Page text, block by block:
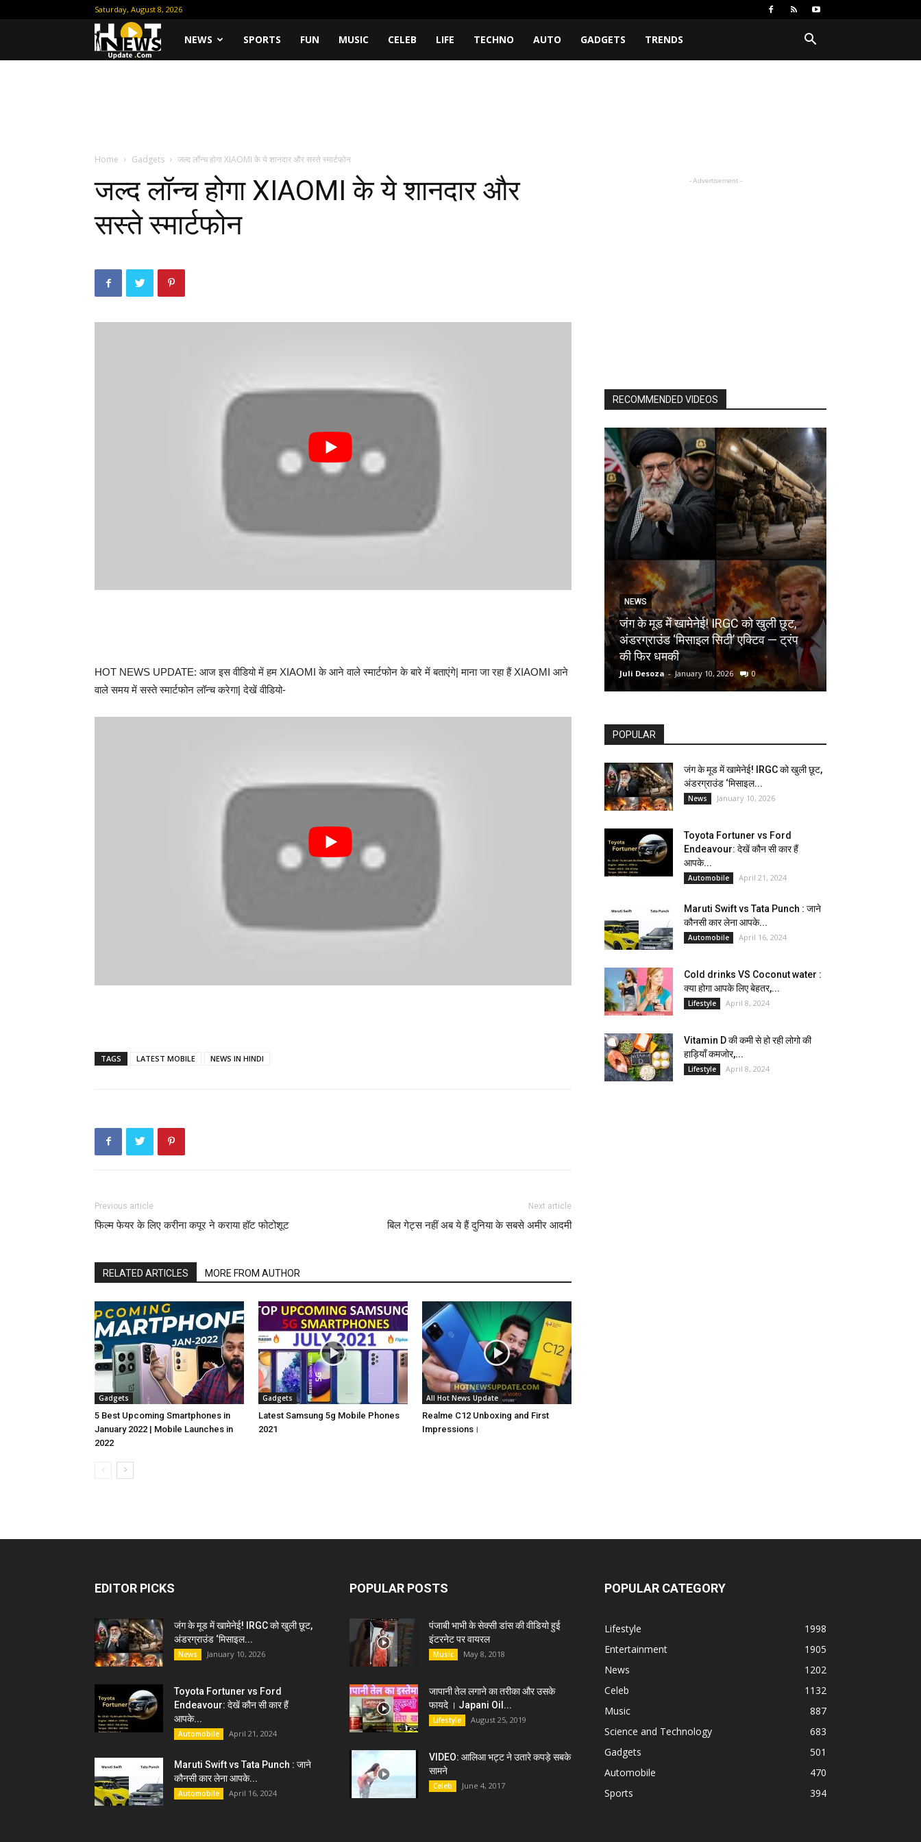
Saturday, August 8, 2026
HotNEWS SPORTS FUN MUSIC CELEB LIFE TECHNO AUTO GADGETS TRENDS
Home Gadgets जल्द लॉन्च होगा XIAOMI के ये शानदार और सस्ते स्मार्टफोन
जल्द लॉन्च होगा XIAOMI के ये शानदार और
सस्ते स्मार्टफोन
HOT NEWS UPDATE: आज इस वीडियो में हम XIAOMI के आने वाले स्मार्टफोन के बारे में बताएंगे| माना जा रहा हैं XIAOMI आने
वाले समय में सस्ते स्मार्टफोन लॉन्च करेगा| देखें वीडियो-
TAGS LATEST MOBILE NEWS IN HINDI
Previous article
फिल्म फेयर के लिए करीना कपूर ने कराया हॉट फोटोशूट
Next article
बिल गेट्स नहीं अब ये हैं दुनिया के सबसे अमीर आदमी
RELATED ARTICLES MORE FROM AUTHOR
Gadgets
5 Best Upcoming Smartphones in
January 2022 | Mobile Launches in
2022
Gadgets
Latest Samsung 5g Mobile Phones
2021
All Hot News Update
Realme C12 Unboxing and First
Impressions।
- Advertisement -
RECOMMENDED VIDEOS
NEWS
जंग के मूड में खामेनेई! IRGC को खुली छूट,
अंडरग्राउंड ‘मिसाइल सिटी’ एक्टिव — ट्रंप
की फिर धमकी
Juli Desoza - January 10, 2026 0
POPULAR
जंग के मूड में खामेनेई! IRGC को खुली छूट,
अंडरग्राउंड ‘मिसाइल...
News January 10, 2026
Toyota Fortuner vs Ford
Endeavour: देखें कौन सी कार हैं
आपके...
Automobile April 21, 2024
Maruti Swift vs Tata Punch : जाने
कौनसी कार लेना आपके...
Automobile April 16, 2024
Cold drinks VS Coconut water :
क्या होगा आपके लिए बेहतर,...
Lifestyle April 8, 2024
Vitamin D की कमी से हो रही लोगो की
हाड़ियाँ कमजोर,...
Lifestyle April 8, 2024
EDITOR PICKS
जंग के मूड में खामेनेई! IRGC को खुली छूट,
अंडरग्राउंड ‘मिसाइल...
News January 10, 2026
Toyota Fortuner vs Ford
Endeavour: देखें कौन सी कार हैं
आपके...
Automobile April 21, 2024
Maruti Swift vs Tata Punch : जाने
कौनसी कार लेना आपके...
Automobile April 16, 2024
POPULAR POSTS
पंजाबी भाभी के सेक्सी डांस की वीडियो हुई
इंटरनेट पर वायरल
Music May 8, 2018
जापानी तेल लगाने का तरीका और उसके
फायदे । Japani Oil...
Lifestyle August 25, 2019
VIDEO: आलिआ भट्ट ने उतारे कपड़े सबके
सामने
Celeb June 4, 2017
POPULAR CATEGORY
Lifestyle
1998
Entertainment
1905
News
1202
Celeb
1132
Music
887
Science and Technology
683
Gadgets
501
Automobile
470
Sports
394